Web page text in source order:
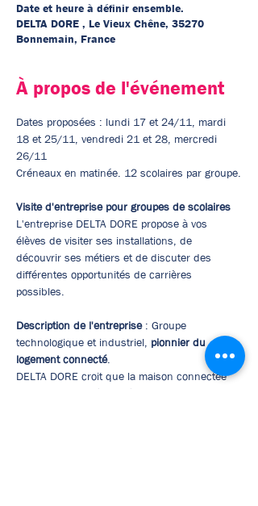
Date et heure à définir ensemble.
DELTA DORE , Le Vieux Chêne, 35270
Bonnemain, France
À propos de l'événement
Dates proposées : lundi 17 et 24/11, mardi
18 et 25/11, vendredi 21 et 28, mercredi
26/11
Créneaux en matinée. 12 scolaires par groupe.
Visite d'entreprise pour groupes de scolaires
L'entreprise DELTA DORE propose à vos
élèves de visiter ses installations, de
découvrir ses métiers et de discuter des
différentes opportunités de carrières
possibles.
Description de l'entreprise : Groupe
technologique et industriel, pionnier du
logement connecté.
DELTA DORE croit que la maison connectée
offre l'opportunité d'améliorer son confort et